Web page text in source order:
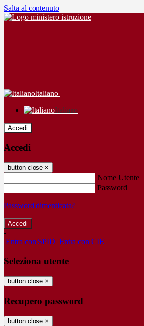
Salta al contenuto
Italiano
Italiano
Accedi
Accedi
button close ×
Nome Utente
Password
Password dimenticata?
-
Entra con SPID Entra con CIE
Seleziona utente
button close ×
Recupero password
button close ×